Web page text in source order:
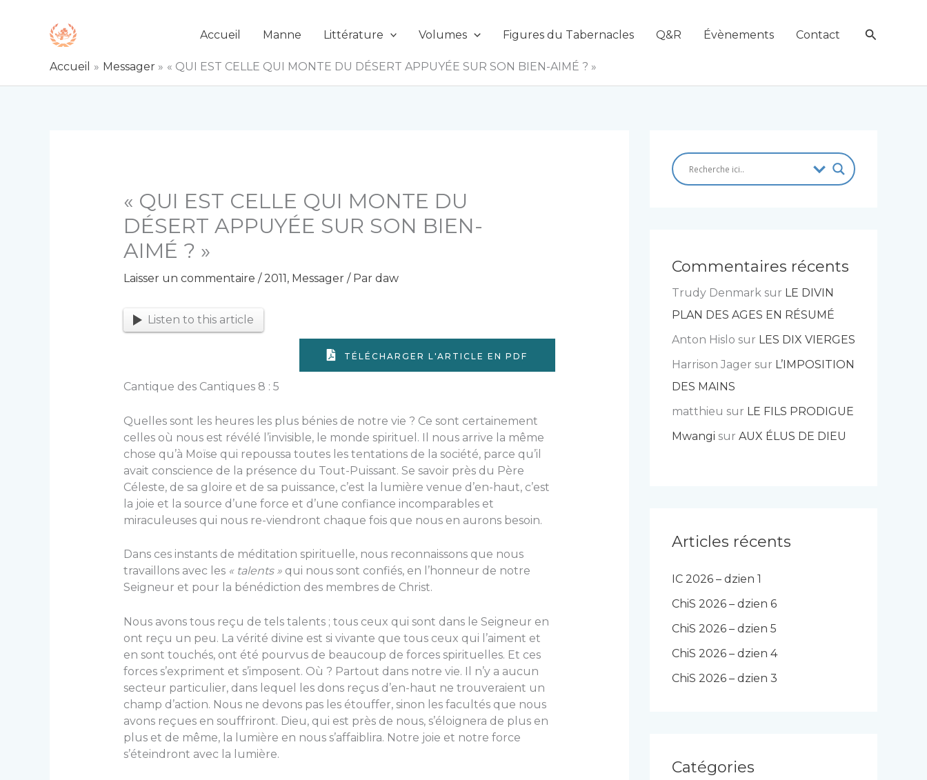
Accueil Manne Littérature Volumes Figures du Tabernacles Q&R Évènements Contact
Accueil Messager « QUI EST CELLE QUI MONTE DU DÉSERT APPUYÉE SUR SON BIEN-AIMÉ ? »
« QUI EST CELLE QUI MONTE DU
DÉSERT APPUYÉE SUR SON BIEN-
AIMÉ ? »
Laisser un commentaire / 2011 , Messager/ Par daw
Listen to this article
TÉLÉCHARGER L'ARTICLE EN PDF
Cantique des Cantiques 8 : 5
Quelles sont les heures les plus bénies de notre vie ? Ce sont certainement
celles où nous est révélé l’invisible, le monde spirituel. Il nous arrive la même
chose qu’à Moïse qui repoussa toutes les tentations de la société, parce qu’il
avait conscience de la présence du Tout-Puissant. Se savoir près du Père
Céleste, de sa gloire et de sa puissance, c’est la lumière venue d’en-haut, c’est
la joie et la source d’une force et d’une confiance incomparables et
miraculeuses qui nous re-viendront chaque fois que nous en aurons besoin.
Dans ces instants de méditation spirituelle, nous reconnaissons que nous
travaillons avec les « talents »qui nous sont confiés, en l’honneur de notre
Seigneur et pour la bénédiction des membres de Christ.
Nous avons tous reçu de tels talents ; tous ceux qui sont dans le Seigneur en
ont reçu un peu. La vérité divine est si vivante que tous ceux qui l’aiment et
en sont touchés, ont été pourvus de beaucoup de forces spirituelles. Et ces
forces s’expriment et s’imposent. Où ? Partout dans notre vie. Il n’y a aucun
secteur particulier, dans lequel les dons reçus d’en-haut ne trouveraient un
champ d’action. Nous ne devons pas les étouffer, sinon les facultés que nous
avons reçues en souffriront. Dieu, qui est près de nous, s’éloignera de plus en
plus et de même, la lumière en nous s’affaiblira. Notre joie et notre force
s’éteindront avec la lumière.
Commentaires récents
Trudy Denmark sur LE DIVIN
PLAN DES AGES EN RÉSUMÉ
Anton Hislo sur LES DIX VIERGES
Harrison Jager sur L’IMPOSITION
DES MAINS
matthieu sur LE FILS PRODIGUE
Mwangi sur AUX ÉLUS DE DIEU
Articles récents
IC 2026 – dzien 1
ChiS 2026 – dzien 6
ChiS 2026 – dzien 5
ChiS 2026 – dzien 4
ChiS 2026 – dzien 3
Catégories